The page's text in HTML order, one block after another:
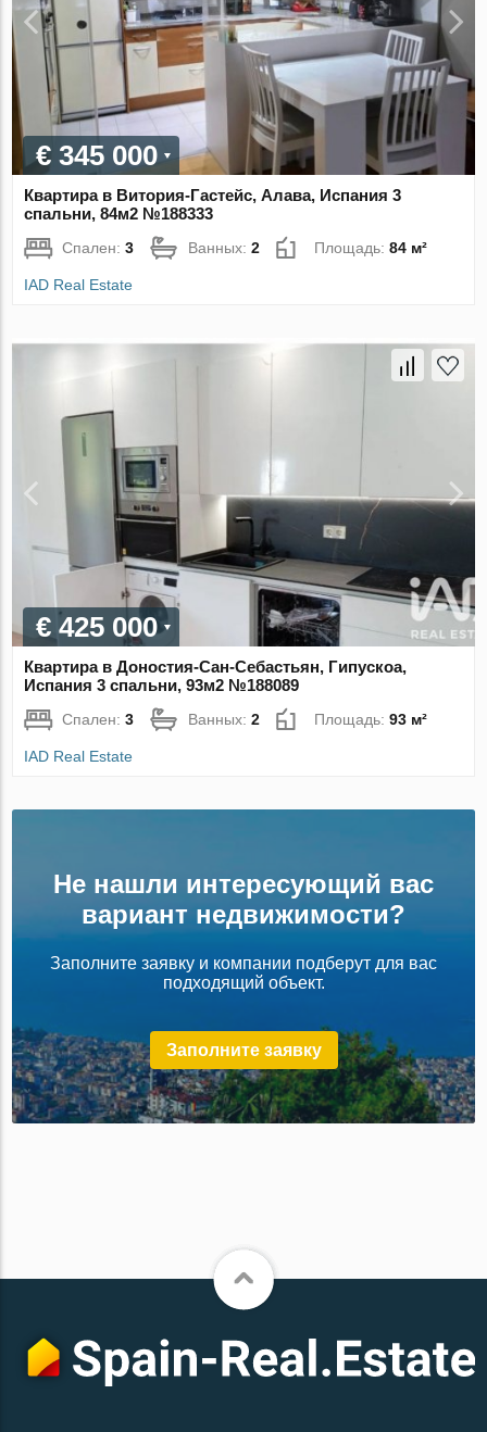
€ 345 000
Квартира в Витория-Гастейс, Алава, Испания 3
спальни, 84м2 №188333
Спален:3 Ванных:2 Площадь:84 м²
IAD Real Estate
€ 425 000
Квартира в Доностия-Сан-Себастьян, Гипускоа,
Испания 3 спальни, 93м2 №188089
Спален:3 Ванных:2 Площадь:93 м²
IAD Real Estate
Не нашли интересующий вас
вариант недвижимости?
Заполните заявку и компании подберут для вас
подходящий объект.
Заполните заявку